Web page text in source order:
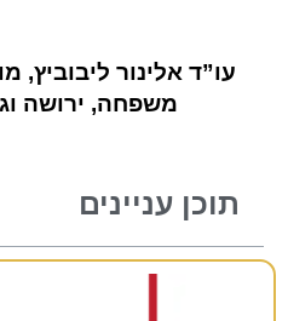
עו”ד אלינור ליבוביץ,
משפחה, ירושה
תוכן עניינים